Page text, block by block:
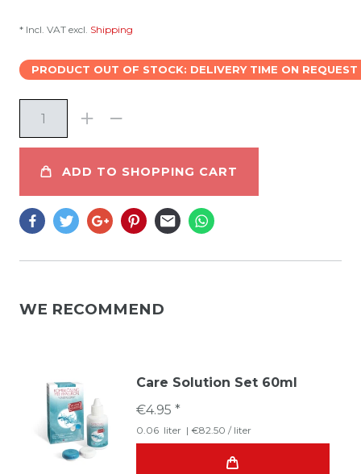
* Incl. VAT excl. Shipping
PRODUCT OUT OF STOCK: DELIVERY TIME ON REQUEST
ADD TO SHOPPING CART
WE RECOMMEND
Care Solution Set 60ml
€4.95 *
0.06 liter | €82.50 / liter